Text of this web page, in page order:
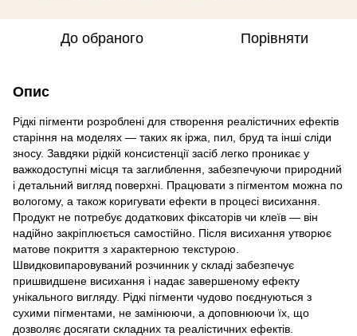
До обраного Порівняти
Опис
Рідкі пігменти розроблені для створення реалістичних ефектів
старіння на моделях — таких як іржа, пил, бруд та інші сліди
зносу. Завдяки рідкій консистенції засіб легко проникає у
важкодоступні місця та заглиблення, забезпечуючи природний
і детальний вигляд поверхні. Працювати з пігментом можна по
вологому, а також коригувати ефекти в процесі висихання.
Продукт не потребує додаткових фіксаторів чи клеїв — він
надійно закріплюється самостійно. Після висихання утворює
матове покриття з характерною текстурою.
Швидковипаровуваний розчинник у складі забезпечує
пришвидшене висихання і надає завершеному ефекту
унікального вигляду. Рідкі пігменти чудово поєднуються з
сухими пігментами, не замінюючи, а доповнюючи їх, що
дозволяє досягати складних та реалістичних ефектів.